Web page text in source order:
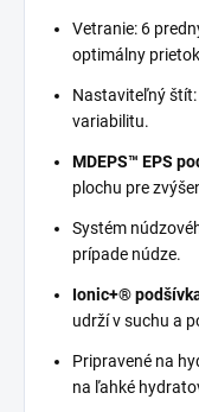
Vetranie: 6
optimálny
Nastaviteľný
variabilitu.
MDEPS™ EPS
plochu pre
Systém
prípade núdze.
Ionic+®
udrží v suchu a
Pripravené na
na ľahké